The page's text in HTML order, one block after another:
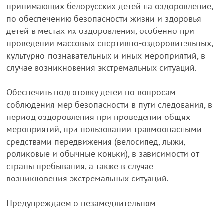
принимающих белорусских детей на оздоровление,
по обеспечению безопасности жизни и здоровья
детей в местах их оздоровления, особенно при
проведении массовых спортивно-оздоровительных,
культурно-познавательных и иных мероприятий, в
случае возникновения экстремальных ситуаций.
Обеспечить подготовку детей по вопросам
соблюдения мер безопасности в пути следования, в
период оздоровления при проведении общих
мероприятий, при пользовании травмоопасными
средствами передвижения (велосипед, лыжи,
роликовые и обычные коньки), в зависимости от
страны пребывания, а также в случае
возникновения экстремальных ситуаций.
Предупреждаем о незамедлительном